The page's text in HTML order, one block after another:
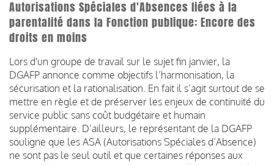
Autorisations Spéciales d'Absences liées à la
parentalité dans la Fonction publique: Encore des
droits en moins
Lors d'un groupe de travail sur le sujet fin janvier, la
DGAFP annonce comme objectifs l’harmonisation, la
sécurisation et la rationalisation. En fait il s’agit surtout de se
mettre en règle et de préserver les enjeux de continuité du
service public sans coût budgétaire et humain
supplémentaire. D’ailleurs, le représentant de la DGAFP
souligne que les ASA (Autorisations Spéciales d’Absence)
ne sont pas le seul outil et que certaines réponses aux